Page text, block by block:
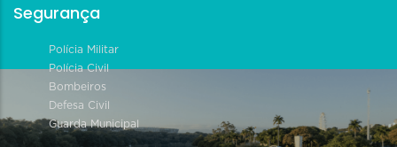
Segurança
Polícia Militar
Polícia Civil
Bombeiros
Defesa Civil
Guarda Municipal